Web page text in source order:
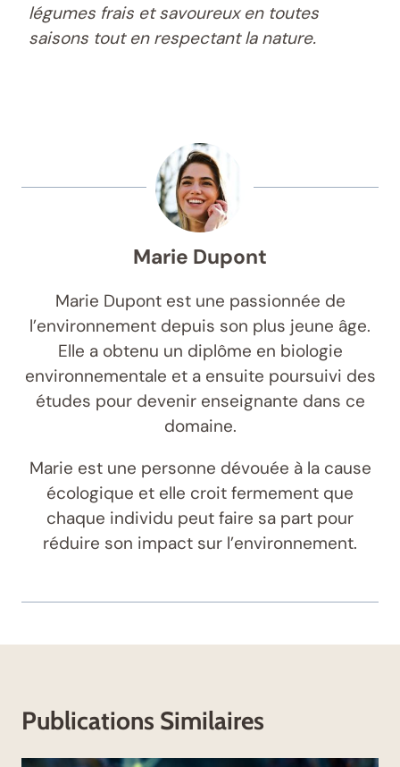
légumes frais et savoureux en toutes
saisons tout en respectant la nature.
Marie Dupont
Marie Dupont est une passionnée de
l’environnement depuis son plus jeune âge.
Elle a obtenu un diplôme en biologie
environnementale et a ensuite poursuivi des
études pour devenir enseignante dans ce
domaine.
Marie est une personne dévouée à la cause
écologique et elle croit fermement que
chaque individu peut faire sa part pour
réduire son impact sur l’environnement.
Publications Similaires